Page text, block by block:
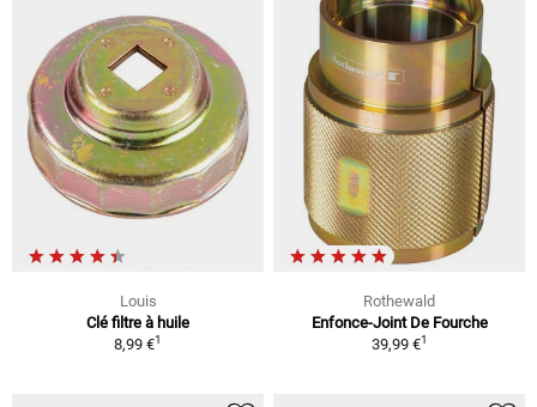
Louis
Clé filtre à huile
8,99 €1
Rothewald
Enfonce-Joint De Fourche
39,99 €1